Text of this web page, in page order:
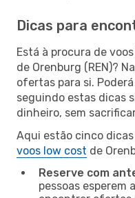
Dicas para
Está à procura de
de Orenburg (REN)?
ofertas para si.
seguindo estas dicas
dinheiro, sem
Aqui estão cinco
voos low cost de
Reserve com
pessoas esperem